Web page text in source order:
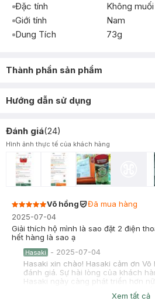
Đặc tính
Không
Giới tính
Nam
Dung Tích
73g
Thành phần sản phẩm
Hướng dẫn sử dụng
Đánh giá(24)
Hình ảnh thực tế của khách hàng
Võ hồng
Đã mua hàng
2025-07-04
Giải thích hộ mình là sao đặt 2 điện
hết hàng là sao ạ
Hasaki - 2025-07-04
Hasaki xin chào! Hasaki cảm ơn
đánh giá. Sự hài lòng của khách
Hasaki ngày càng phát triển hơn
Cảm ơn bạn đã tin tưởng và mua
Xem tất cả